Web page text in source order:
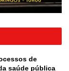
de
saúde pública